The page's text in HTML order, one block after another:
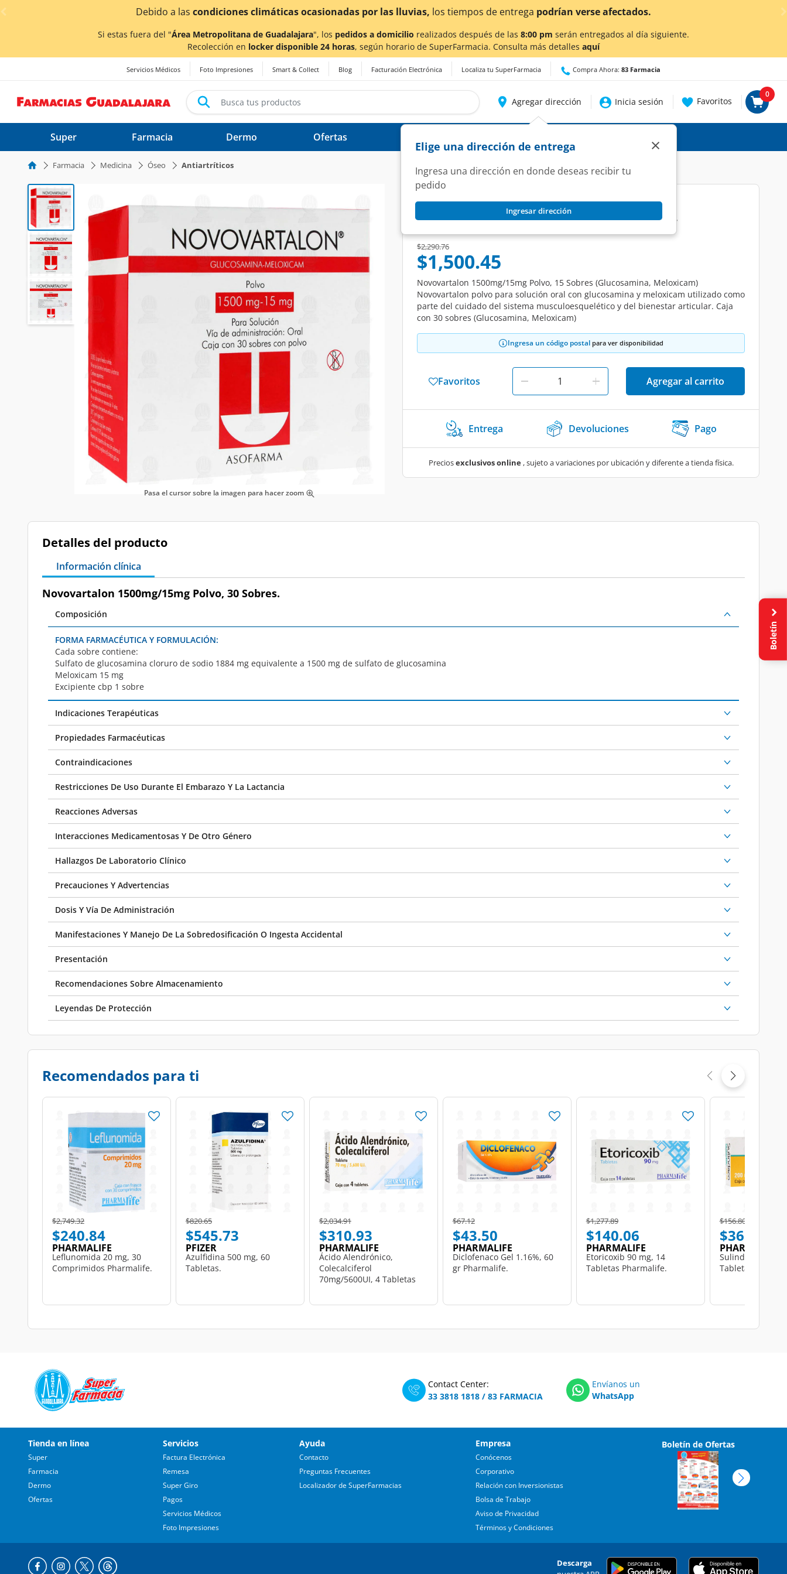
< div class="carousel-inner">
condiciones climáticas ocasionadas por las lluvias,los tiempos de entregapodrían verse afectados.
Si estas fuera del "Área Metropolitana de Guadalajara", los pedidos a domicilio realizados después de las 8:00 pm serán entregados al día siguiente.
Recolección en locker disponible 24 horas, según horario de SuperFarmacia. Consulta más detalles aquí
Servicios Médicos Foto Impresiones Smart & Collect Blog Facturación Electrónica Localiza tu SuperFarmacia Compra Ahora: 83 Farmacia
Agregar dirección
Elige una dirección de entrega
Ingresa una dirección en donde deseas recibir tu
pedido
Ingresar dirección
×
Inicia sesión Favoritos
0
Super Farmacia Dermo Ofertas
Farmacia Medicina Óseo Antiartríticos
Pasa el cursor sobre la imagen para hacer zoom
NOVOVARTALON
Novovartalon 1500mg/15mg Polvo, 30 Sobres.
Price reduced from
$2,290.76to
$1,500.45
Novovartalon 1500mg/15mg Polvo, 15 Sobres (Glucosamina, Meloxicam)
Novovartalon polvo para solución oral con glucosamina y meloxicam utilizado como
parte del cuidado del sistema musculoesquelético y del bienestar articular. Caja
con 30 sobres (Glucosamina, Meloxicam)
Ingresa un código postal para ver disponibilidad
Favoritos Agregar al carrito
Entrega Devoluciones Pago
Preciosexclusivos online, sujeto a variaciones por ubicación y diferente a tienda física.
Detalles del producto
Información clínica
Novovartalon 1500mg/15mg Polvo, 30 Sobres.
Composición
FORMA FARMACÉUTICA Y FORMULACIÓN:
Cada sobre contiene:
Sulfato de glucosamina cloruro de sodio 1884 mg equivalente a 1500 mg de sulfato de glucosamina
Meloxicam 15 mg
Excipiente cbp 1 sobre
Indicaciones Terapéuticas
Propiedades Farmacéuticas
Contraindicaciones
Restricciones De Uso Durante El Embarazo Y La Lactancia
Reacciones Adversas
Interacciones Medicamentosas Y De Otro Género
Hallazgos De Laboratorio Clínico
Precauciones Y Advertencias
Dosis Y Vía De Administración
Manifestaciones Y Manejo De La Sobredosificación O Ingesta Accidental
Presentación
Recomendaciones Sobre Almacenamiento
Leyendas De Protección
Recomendados para ti
Price reduced from
$2,749.32to
$240.84
PHARMALIFE
Leflunomida 20 mg, 30
Comprimidos Pharmalife.
Price reduced from
$820.65to
$545.73
PFIZER
Azulfidina 500 mg, 60
Tabletas.
Price reduced from
$2,034.91to
$310.93
PHARMALIFE
Ácido Alendrónico,
Colecalciferol
70mg/5600UI, 4 Tabletas
Price reduced from
$67.12to
$43.50
PHARMALIFE
Diclofenaco Gel 1.16%, 60
gr Pharmalife.
Price reduced from
$1,277.89to
$140.06
PHARMALIFE
Etoricoxib 90 mg, 14
Tabletas Pharmalife.
Price reduced from
$156.80
$36.90
PHARMALIFE
Sulindaco 200
Tabletas
Contact Center:
33 3818 1818 / 83 FARMACIA
Envíanos un
WhatsApp
Tienda en línea
Super
Farmacia
Dermo
Ofertas
Servicios
Factura Electrónica
Remesa
Super Giro
Pagos
Servicios Médicos
Foto Impresiones
Ayuda
Contacto
Preguntas Frecuentes
Localizador de SuperFarmacias
Empresa
Conócenos
Corporativo
Relación con Inversionistas
Bolsa de Trabajo
Aviso de Privacidad
Términos y Condiciones
Boletín de Ofertas
Descarga
Boletín